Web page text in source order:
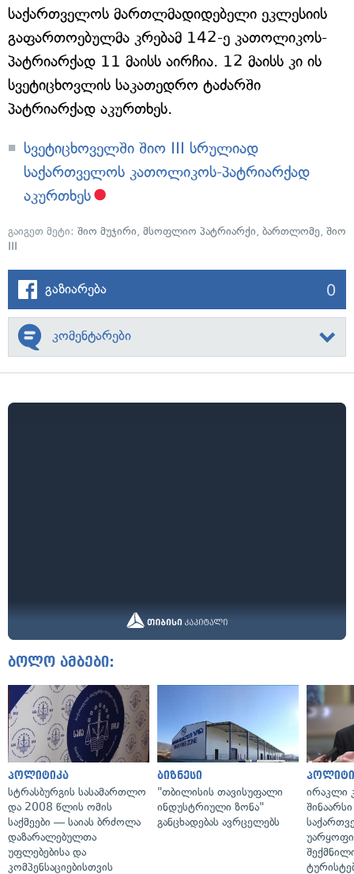
საქართველოს მართლმადიდებელი ეკლესიის
გაფართოებულმა კრებამ 142-ე კათოლიკოს-
პატრიარქად 11 მაისს აირჩია. 12 მაისს კი ის
სვეტიცხოვლის საკათედრო ტაძარში
პატრიარქად აკურთხეს.
სვეტიცხოველში შიო III სრულიად
საქართველოს კათოლიკოს-პატრიარქად
აკურთხეს
გაიგეთ მეტი: შიო მუჯირი, მსოფლიო პატრიარქი, ბართლომე, შიო
III
გაზიარება 0
კომენტარები
ბოლო ამბები:
პოლიტიკა
სტრასბურგის სასამართლო
და 2008 წლის ომის
საქმეები — საიას ბრძოლა
დაზარალებულთა
უფლებებისა და
კომპენსაციებისთვის
ბიზნესი
"თბილისის თავისუფალი
ინდუსტრიული ზონა"
განცხადებას ავრცელებს
ირაკლი